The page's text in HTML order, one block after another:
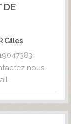
DE
Gilles
nous